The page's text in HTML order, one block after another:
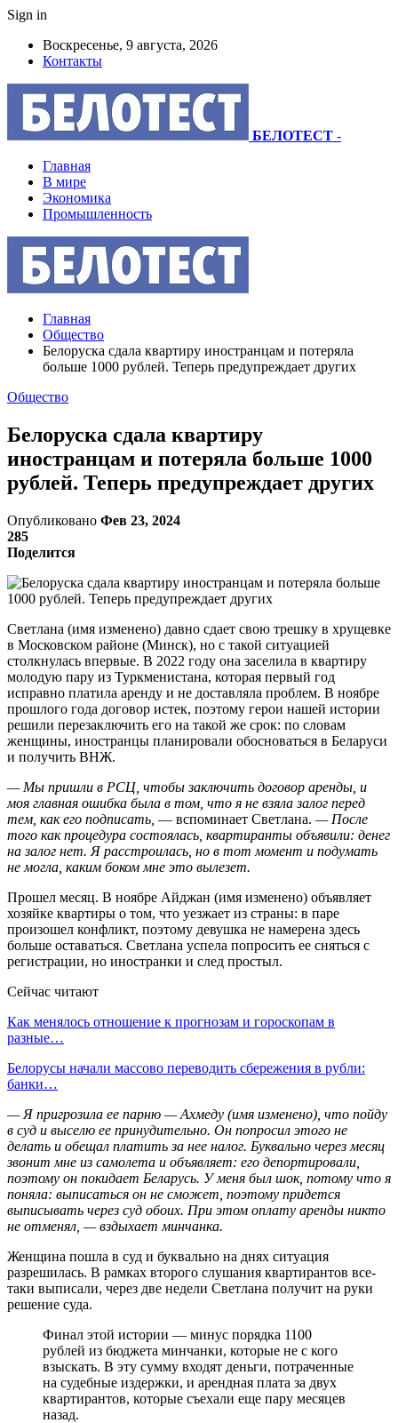
Sign in
Воскресенье, 9 августа, 2026
Контакты
БЕЛОТЕСТ -
Главная
В мире
Экономика
Промышленность
Главная
Общество
Белоруска сдала квартиру иностранцам и потеряла
больше 1000 рублей. Теперь предупреждает других
Общество
Белоруска сдала квартиру
иностранцам и потеряла больше 1000
рублей. Теперь предупреждает других
Опубликовано Фев 23, 2024
285
Поделится
Светлана (имя изменено) давно сдает свою трешку в хрущевке
в Московском районе (Минск), но с такой ситуацией
столкнулась впервые. В 2022 году она заселила в квартиру
молодую пару из Туркменистана, которая первый год
исправно платила аренду и не доставляла проблем. В ноябре
прошлого года договор истек, поэтому герои нашей истории
решили перезаключить его на такой же срок: по словам
женщины, иностранцы планировали обосноваться в Беларуси
и получить ВНЖ.
— Мы пришли в РСЦ, чтобы заключить договор аренды, и
моя главная ошибка была в том, что я не взяла залог перед
тем, как его подписать, — вспоминает Светлана. — После
того как процедура состоялась, квартиранты объявили: денег
на залог нет. Я расстроилась, но в тот момент и подумать
не могла, каким боком мне это вылезет.
Прошел месяц. В ноябре Айджан (имя изменено) объявляет
хозяйке квартиры о том, что уезжает из страны: в паре
произошел конфликт, поэтому девушка не намерена здесь
больше оставаться. Светлана успела попросить ее сняться с
регистрации, но иностранки и след простыл.
Сейчас читают
Как менялось отношение к прогнозам и гороскопам в
разные…
Белорусы начали массово переводить сбережения в рубли:
банки…
— Я пригрозила ее парню — Ахмеду (имя изменено), что пойду
в суд и выселю ее принудительно. Он попросил этого не
делать и обещал платить за нее налог. Буквально через месяц
звонит мне из самолета и объявляет: его депортировали,
поэтому он покидает Беларусь. У меня был шок, потому что я
поняла: выписаться он не сможет, поэтому придется
выписывать через суд обоих. При этом оплату аренды никто
не отменял, — вздыхает минчанка.
Женщина пошла в суд и буквально на днях ситуация
разрешилась. В рамках второго слушания квартирантов все-
таки выписали, через две недели Светлана получит на руки
решение суда.
Финал этой истории — минус порядка 1100
рублей из бюджета минчанки, которые не с кого
взыскать. В эту сумму входят деньги, потраченные
на судебные издержки, и арендная плата за двух
квартирантов, которые съехали еще пару месяцев
назад.